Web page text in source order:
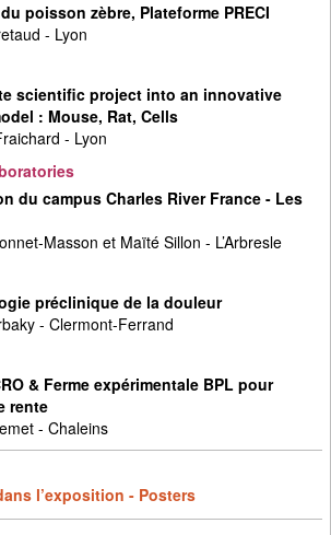
poisson zèbre, Plateforme PRECI
- Lyon
scientific project into an innovative
: Mouse, Rat, Cells
- Lyon
du campus Charles River France - Les
Masson et Maïté Sillon - L’Arbresle
préclinique de la douleur
- Clermont-Ferrand
& Ferme expérimentale BPL pour
rente
- Chaleins
l’exposition - Posters